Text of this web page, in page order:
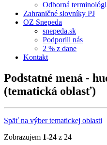
Odborná
Zahraničné slovníky PJ
OZ Snepeda
snepeda.sk
Podporili nás
2 % z dane
Kontakt
Podstatné mená -
(tematická oblasť)
Späť na výber tematickej oblasti
Zobrazujem 1-24 z 24